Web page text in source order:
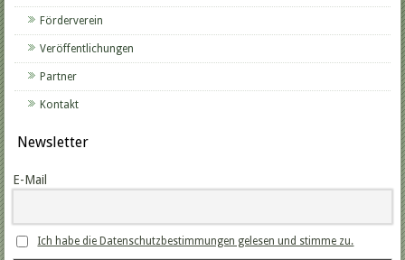
Förderverein
Veröffentlichungen
Partner
Kontakt
Newsletter
E-Mail
Ich habe die Datenschutzbestimmungen gelesen und stimme zu.